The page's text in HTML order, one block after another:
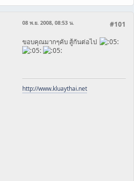
#101
08 พ.ย. 2008, 08:53 น.
ขอบคุณมากๆคับ สู้กันต่อไป
http://www.kluaythai.net